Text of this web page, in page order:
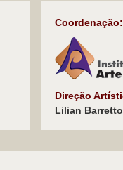
Coordenação:
Direção
Lilian Barretto